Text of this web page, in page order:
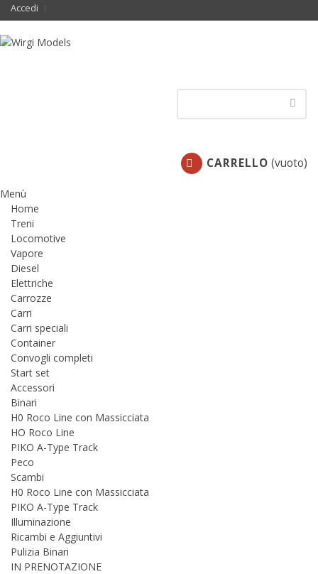
Accedi
CARRELLO (vuoto)
Menù
Home
Treni
Locomotive
Vapore
Diesel
Elettriche
Carrozze
Carri
Carri speciali
Container
Convogli completi
Start set
Accessori
Binari
H0 Roco Line con Massicciata
HO Roco Line
PIKO A-Type Track
Peco
Scambi
H0 Roco Line con Massicciata
PIKO A-Type Track
Illuminazione
Ricambi e Aggiuntivi
Pulizia Binari
IN PRENOTAZIONE